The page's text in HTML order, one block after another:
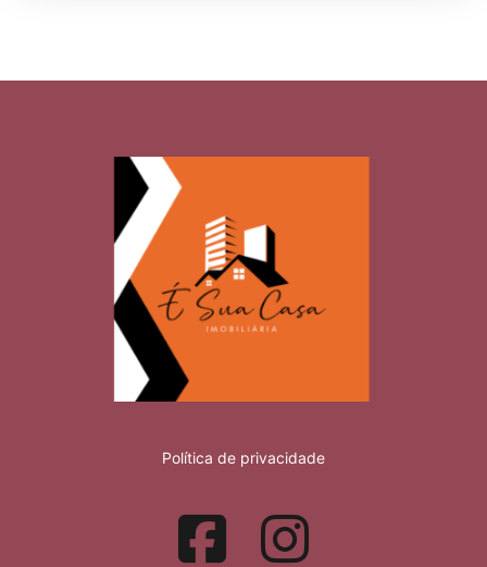
Política de privacidade